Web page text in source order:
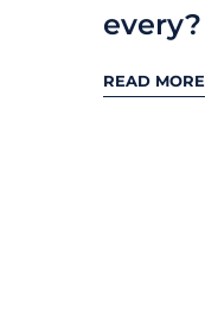
every?
READ MORE